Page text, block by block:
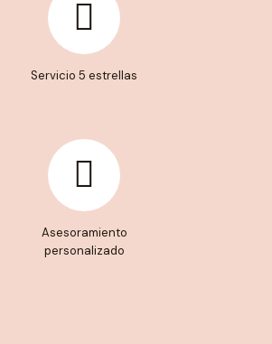
Servicio 5 estrellas
Asesoramiento
personalizado